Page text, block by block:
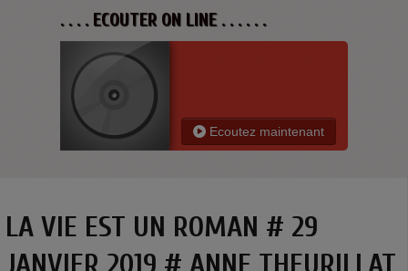
. . . . ECOUTER ON LINE . . . . . .
Ecoutez maintenant
LA VIE EST UN ROMAN # 29
JANVIER 2019 # ANNE THEURILLAT